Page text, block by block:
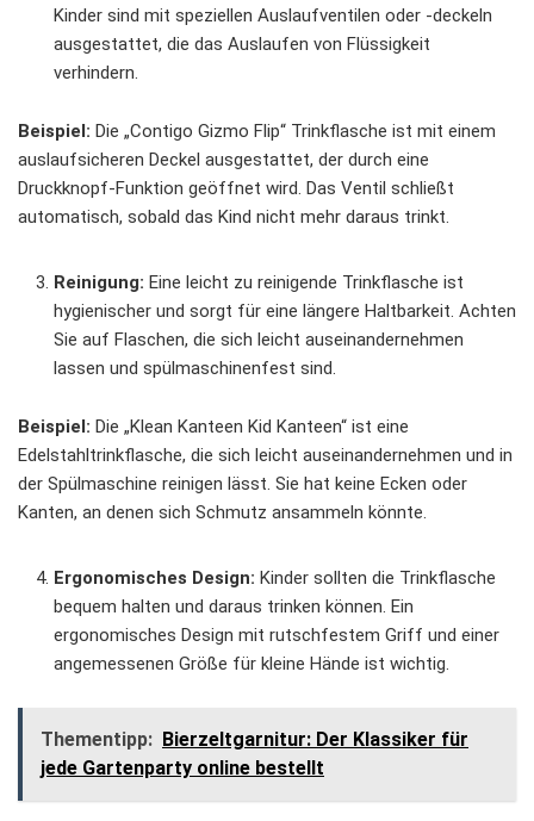
Kinder sind mit speziellen Auslaufventilen oder -deckeln
ausgestattet, die das Auslaufen von Flüssigkeit
verhindern.
Beispiel: Die „Contigo Gizmo Flip“ Trinkflasche ist mit einem
auslaufsicheren Deckel ausgestattet, der durch eine
Druckknopf-Funktion geöffnet wird. Das Ventil schließt
automatisch, sobald das Kind nicht mehr daraus trinkt.
Reinigung: Eine leicht zu reinigende Trinkflasche ist
hygienischer und sorgt für eine längere Haltbarkeit. Achten
Sie auf Flaschen, die sich leicht auseinandernehmen
lassen und spülmaschinenfest sind.
Beispiel: Die „Klean Kanteen Kid Kanteen“ ist eine
Edelstahltrinkflasche, die sich leicht auseinandernehmen und in
der Spülmaschine reinigen lässt. Sie hat keine Ecken oder
Kanten, an denen sich Schmutz ansammeln könnte.
Ergonomisches Design: Kinder sollten die Trinkflasche
bequem halten und daraus trinken können. Ein
ergonomisches Design mit rutschfestem Griff und einer
angemessenen Größe für kleine Hände ist wichtig.
Thementipp: Bierzeltgarnitur: Der Klassiker für
jede Gartenparty online bestellt